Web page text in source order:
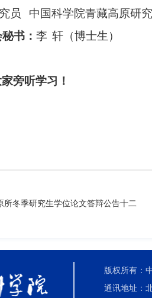
员
中国科学院青藏高原研
书： 李 轩（博士生）
旁听学习！
所冬季研究生学位论文答辩公告十二
版权所有：
通讯地址：